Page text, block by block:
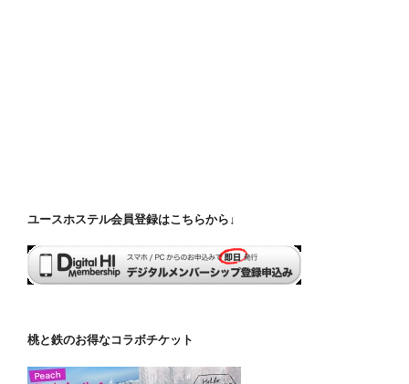
ユースホステル会員登録はこちらから↓
桃と鉄のお得なコラボチケット